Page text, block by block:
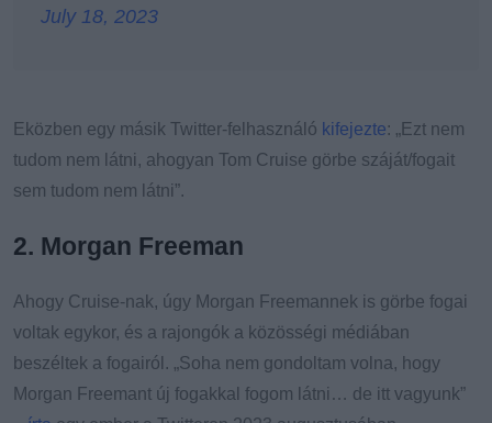
July 18, 2023
Eközben egy másik Twitter-felhasználó kifejezte: „Ezt nem
tudom nem látni, ahogyan Tom Cruise görbe száját/fogait
sem tudom nem látni”.
2. Morgan Freeman
Ahogy Cruise-nak, úgy Morgan Freemannek is görbe fogai
voltak egykor, és a rajongók a közösségi médiában
beszéltek a fogairól. „Soha nem gondoltam volna, hogy
Morgan Freemant új fogakkal fogom látni… de itt vagyunk”